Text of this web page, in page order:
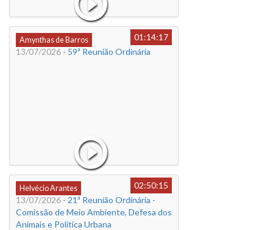
Amynthas de Barros
01:14:17
13/07/2026 - 59ª Reunião Ordinária
Helvécio Arantes
02:50:15
13/07/2026 - 21ª Reunião Ordinária -
Comissão de Meio Ambiente, Defesa dos
Animais e Política Urbana